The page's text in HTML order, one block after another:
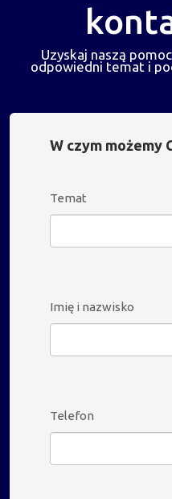
Uzyskaj naszą
odpowiedni temat i
W czym możemy
Temat
Imię i nazwisko
Telefon